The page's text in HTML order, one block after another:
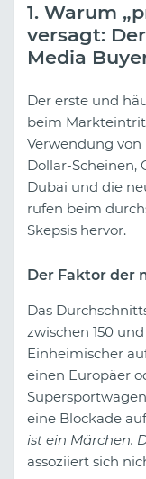
1. Warum
versagt:
Media
Der erste und
beim
Verwendung
Dollar-Scheinen,
Dubai und die
rufen beim
Skepsis hervor.
Der Faktor der
Das
zwischen 150
Einheimischer
einen Europäer
eine Blockade
ist ein Märchen.
assoziiert sich